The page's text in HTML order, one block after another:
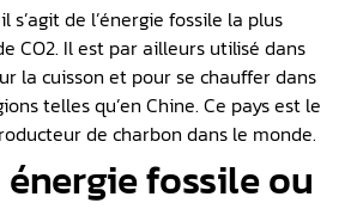
s’agit de l’énergie fossile la plus
CO2. Il est par ailleurs utilisé dans
la cuisson et pour se chauffer dans
telles qu’en Chine. Ce pays est le
de charbon dans le monde.
fossile ou